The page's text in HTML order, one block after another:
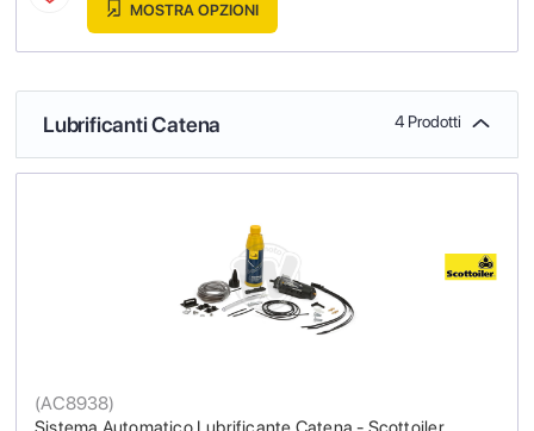
MOSTRA OPZIONI
Lubrificanti Catena 4 Prodotti
(AC8938)